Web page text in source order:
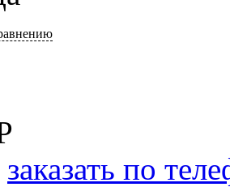
заказать по